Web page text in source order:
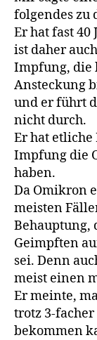
folgendes zu
Er hat fast
ist daher
Impfung, die
Ansteckung
und er führt
nicht durch.
Er hat
Impfung die
haben.
Da Omikron
meisten
Behauptung,
Geimpften
sei. Denn
meist einen
Er meinte,
trotz 3-
bekommen